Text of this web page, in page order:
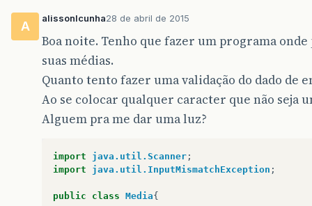
A
alissonlcunha28 de abril de 2015
Boa noite. Tenho que fazer um programa
suas médias.
Quanto tento fazer uma validação do dado
Ao se colocar qualquer caracter que não
Alguem pra me dar uma luz?
import java.util.Scanner ;
import
java.util.InputMismatchException ;
public class Media{